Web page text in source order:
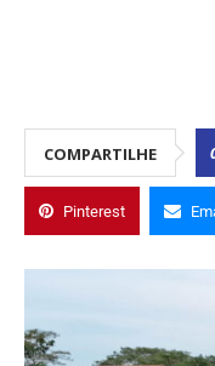
COMPARTILHE
Pinterest